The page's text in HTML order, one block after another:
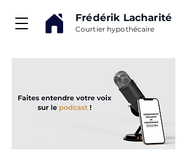
Frédérik Lacharité
Courtier hypothécaire